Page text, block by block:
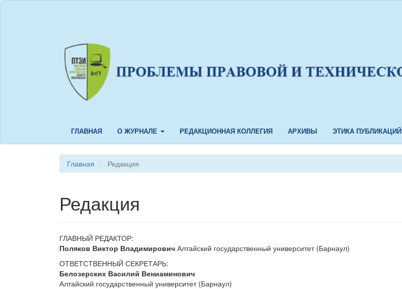
Быстрый
ГЛАВНАЯ О ЖУРНАЛЕ РЕДАКЦИОННАЯ КОЛЛЕГИЯ АРХИВЫ ЭТИКА ПУБЛИКАЦИЙ
Главная Редакция
Редакция
ГЛАВНЫЙ РЕДАКТОР:
Поляков Виктор Владимирович Алтайский государственный университет (Барнаул)
ОТВЕТСТВЕННЫЙ СЕКРЕТАРЬ:
Белозерских Василий Вениаминович
Алтайский государственный университет (Барнаул)